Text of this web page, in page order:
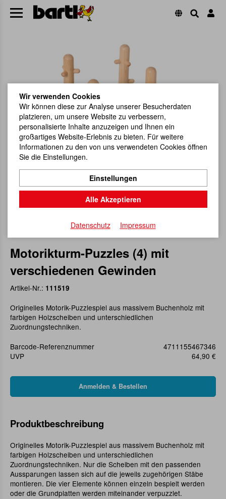
Motorikturm-Puzzles (4) mit
verschiedenen Gewinden
Artikel-Nr.: 111519
Originelles Motorik-Puzzlespiel aus massivem Buchenholz mit
farbigen Holzscheiben und unterschiedlichen
Zuordnungstechniken.
Barcode-Referenznummer
4711155467346
UVP
64,90 €
Produktbeschreibung
Originelles Motorik-Puzzlespiel aus massivem Buchenholz mit
farbigen Holzscheiben und unterschiedlichen
Zuordnungstechniken. Nur die Scheiben mit den passenden
Aussparungen lassen sich auf die jeweils zugehörigen Stäbe
montieren. Die vier Elemente können einzeln bespielt werden
oder die Grundplatten werden miteinander verpuzzlet.
Wir verwenden Cookies
Wir können diese zur Analyse unserer Besucherdaten
platzieren, um unsere Website zu verbessern,
personalisierte Inhalte anzuzeigen und Ihnen ein
großartiges Website-Erlebnis zu bieten. Für weitere
Informationen zu den von uns verwendeten Cookies öffnen
Sie die Einstellungen.
Einstellungen
Alle Akzeptieren
Datenschutz Impressum